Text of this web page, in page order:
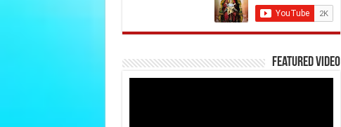
Featured Video